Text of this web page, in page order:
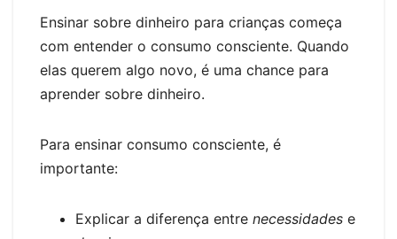
Ensinar sobre dinheiro para crianças começa
com entender o consumo consciente. Quando
elas querem algo novo, é uma chance para
aprender sobre dinheiro.
Para ensinar consumo consciente, é
importante:
Explicar a diferença entre necessidades e